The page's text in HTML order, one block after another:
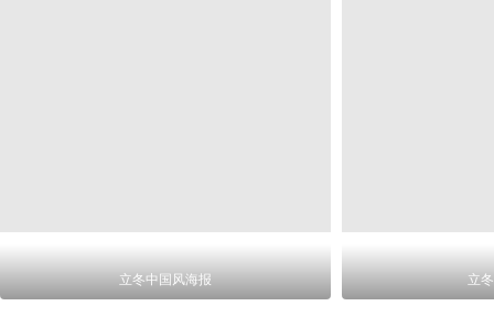
立冬中国风海报 立